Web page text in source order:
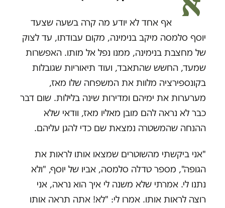
אף אחד לא יודע מה קרה בשעה שצעד
יוסף סלמסה מיקב בנימינה, מקום עבודתו, עד לצוק
של מחצבת בנימינה, ממנו נפל אל מותו. האפשרות
שמעד, החשש שהתאבד, ועוד תיאוריות שגובלות
בקונספירציה מלוות את המשפחה שלו מאז,
מערערות את ימיהם ומדירות שינה בלילות. שום דבר
כבר לא נראה להם מובן מאליו מאז, וודאי שלא
ההנחה שהמשטרה נמצאת שם כדי להגן עליהם.
"אני ביקשתי מהשוטרים שמצאו אותו לראות את
הגופה", מספר טדלה סלמסה, אביו של יוסף, "ולא
נתנו לי. אמרתי שלא משנה לי איך הוא נראה, אני
רוצה לראות אותו. אמרו לי: "לא! אתה תראה אותו